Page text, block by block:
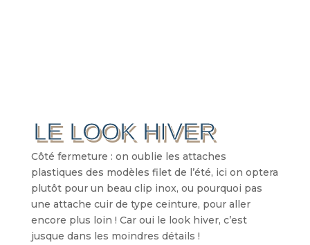
LE LOOK HIVER
Côté fermeture : on oublie les attaches
plastiques des modèles filet de l’été, ici on optera
plutôt pour un beau clip inox, ou pourquoi pas
une attache cuir de type ceinture, pour aller
encore plus loin ! Car oui le look hiver, c’est
jusque dans les moindres détails !